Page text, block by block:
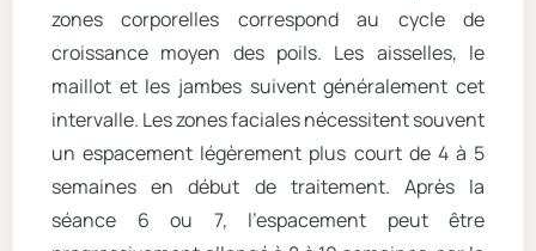
zones corporelles correspond au cycle de
croissance moyen des poils. Les aisselles, le
maillot et les jambes suivent généralement cet
intervalle. Les zones faciales nécessitent souvent
un espacement légèrement plus court de 4 à 5
semaines en début de traitement. Après la
séance 6 ou 7, l’espacement peut être